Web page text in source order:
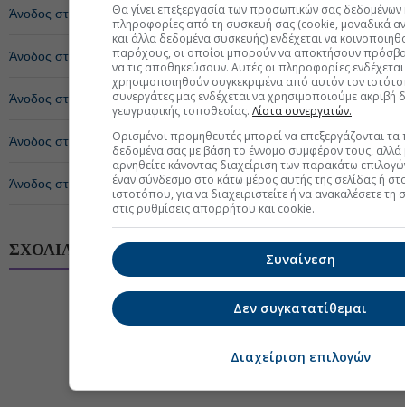
Άνοδος στο Ενεργητικό των Αμοιβαίων Κεφαλαίων την Πέμπτη
Άνοδος στο Ενεργητικό των Αμοιβαίων Κεφαλαίων την Τετάρτη
Άνοδος στο Ενεργητικό των Αμοιβαίων Κεφαλαίων την Τρίτη
Άνοδος στο Ενεργητικό των Αμοιβαίων Κεφαλαίων την Δευτέρα
Άνοδος στο Ενεργητικό των Αμοιβαίων Κεφαλαίων την Παρασκευή
ΣΧΟΛΙΑ ΧΡΗΣΤΩΝ
Θα γίνει επεξεργασία των προσωπικών σας δεδομένων
πληροφορίες από τη συσκευή σας (cookie, μοναδικά
και άλλα δεδομένα συσκευής) ενδέχεται να
παρόχους, οι οποίοι μπορούν να αποκτήσουν
να τις αποθηκεύσουν. Αυτές οι πληροφορίες
χρησιμοποιηθούν συγκεκριμένα από αυτόν τον
συνεργάτες μας ενδέχεται να χρησιμοποιούμε ακριβή
γεωγραφικής τοποθεσίας. Λίστα συνεργατών.
Ορισμένοι προμηθευτές μπορεί να επεξεργάζονται
δεδομένα σας με βάση το έννομο συμφέρον τους, αλλά
αρνηθείτε κάνοντας διαχείριση των παρακάτω
έναν σύνδεσμο στο κάτω μέρος αυτής της σελίδας ή
ιστοτόπου, για να διαχειριστείτε ή να ανακαλέσετε τη
στις ρυθμίσεις απορρήτου και cookie.
Συναίνεση
Δεν συγκατατίθεμαι
Διαχείριση επιλογών